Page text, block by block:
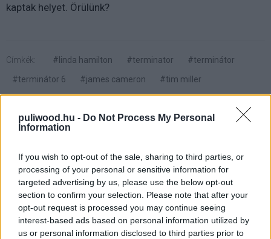
puliwood.hu - Do Not Process My Personal
Information
If you wish to opt-out of the sale, sharing to third parties, or
processing of your personal or sensitive information for
targeted advertising by us, please use the below opt-out
section to confirm your selection. Please note that after your
opt-out request is processed you may continue seeing
interest-based ads based on personal information utilized by
us or personal information disclosed to third parties prior to
kaptak helyet. Örülünk?
Címkék: #linda hamilton #terminator
#terminátor
#terminátor 6
#james cameron #tim miller
Luc Besson szerint van remény
a Valerian folytatására
Fonyódi Noémi| 2017 szeptember 20. 08:00